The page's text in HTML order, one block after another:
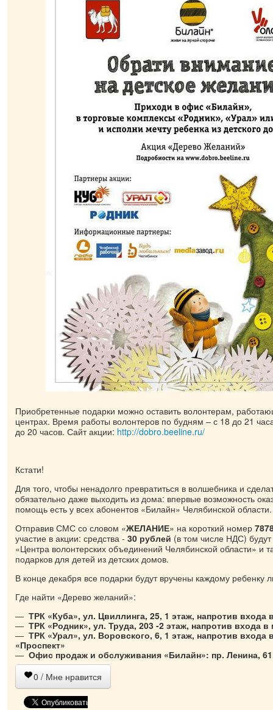
Приобретенные подарки можно оставить волонтерам,
центрах. Время работы волонтеров по будням – с 18 до 21
до 20 часов. Сайт акции: http://dobro.beeline.ru/
Кстати!
Для того, чтобы ненадолго превратиться в волшебника и
обязательно даже выходить из дома: впервые возможность
помощь есть у всех абонентов «Билайн» Челябинской области.
Отправив СМС со словом «ЖЕЛАНИЕ» на короткий номер
участие в акции: средства - 30 рублей (в том числе НДС)
«Центра волонтерских объединений Челябинской области» и
подарков для детей из детских домов.
В конце декабря все подарки будут вручены каждому ребенку
Где найти «Дерево желаний»:
ТРК «Куба», ул. Цвиллинга, 25, 1 этаж, напротив входа
ТРК «Родник», ул. Труда, 203 -2 этаж, напротив входа в
ТРК «Урал», ул. Воровского, 6, 1 этаж, напротив входа
«Проспект»
Офис продаж и обслуживания «Билайн»: пр. Ленина,
0 / Мне нравится